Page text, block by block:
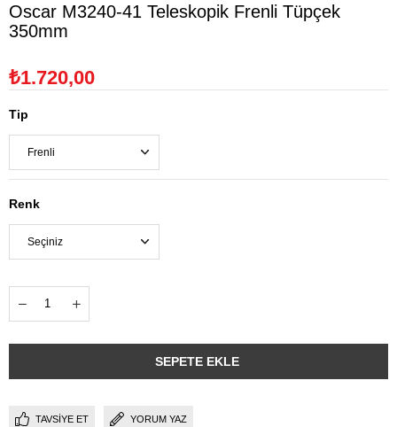
Oscar M3240-41 Teleskopik Frenli Tüpçek
350mm
₺1.720,00
Tip
Renk
TAVSIYE ET YORUM YAZ